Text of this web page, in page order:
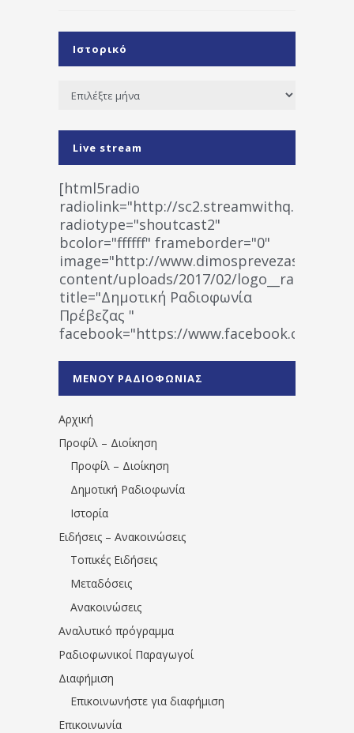
Ιστορικό
Ιστορικό
Live stream
[html5radio
radiolink="http://
radiotype="shoutcast2"
bcolor="ffffff" frameborder="0"
image="http://www.dimosprevezas.gr/wp-
content/uploads/2017/02/
title="Δημοτική Ραδιοφωνία
Πρέβεζας "
facebook="https://www.facebook.com/
1531194763766854/" artist="" ]
ΜΕΝΟΥ ΡΑΔΙΟΦΩΝΙΑΣ
Αρχική
Προφίλ – Διοίκηση
Προφίλ – Διοίκηση
Δημοτική Ραδιοφωνία
Ιστορία
Ειδήσεις – Ανακοινώσεις
Τοπικές Ειδήσεις
Μεταδόσεις
Ανακοινώσεις
Αναλυτικό πρόγραμμα
Ραδιοφωνικοί Παραγωγοί
Διαφήμιση
Επικοινωνήστε για διαφήμιση
Επικοινωνία